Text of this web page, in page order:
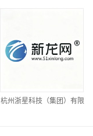
杭州浙星科技（集团）有限